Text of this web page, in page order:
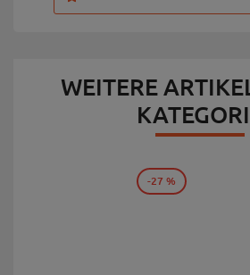
WEITERE
-27 %